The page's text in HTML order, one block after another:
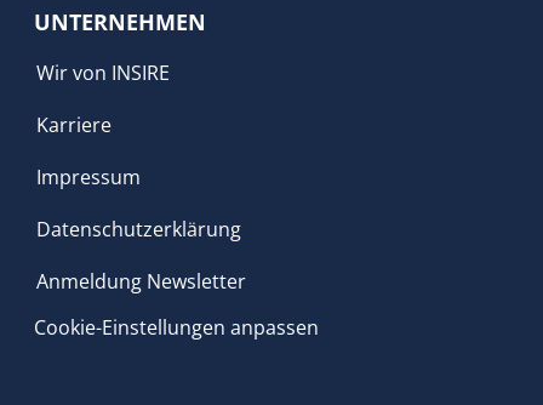
UNTERNEHMEN
Wir von INSIRE
Karriere
Impressum
Datenschutzerklärung
Anmeldung Newsletter
Cookie-Einstellungen anpassen